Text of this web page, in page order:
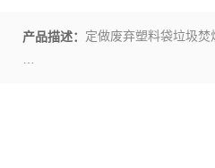
产品描述： 定做废弃塑料袋垃圾焚
2、 医疗废弃物：针筒、手套、